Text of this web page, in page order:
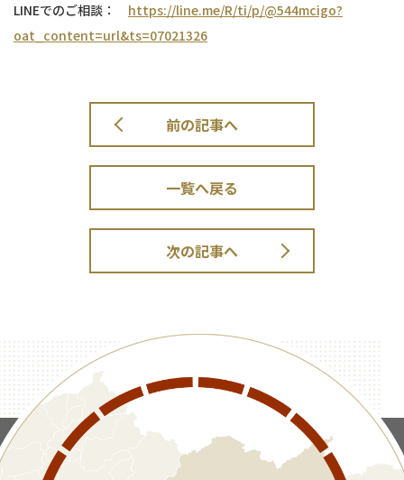
LINEでのご相談： https://line.me/R/ti/p/@544mcigo?
oat_content=url&ts=07021326
前の記事へ
一覧へ戻る
次の記事へ